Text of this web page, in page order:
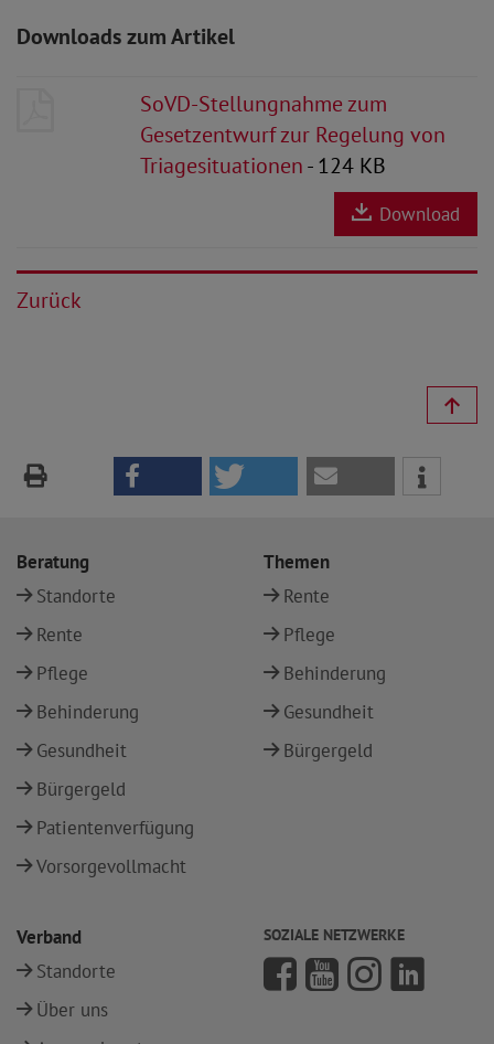
Downloads zum Artikel
SoVD-Stellungnahme zum
Gesetzentwurf zur Regelung von
Triagesituationen- 124 KB
Download
Zurück
Beratung
Standorte
Rente
Pflege
Behinderung
Gesundheit
Bürgergeld
Patientenverfügung
Vorsorgevollmacht
Themen
Rente
Pflege
Behinderung
Gesundheit
Bürgergeld
Verband
Standorte
Über uns
SOZIALE NETZWERKE